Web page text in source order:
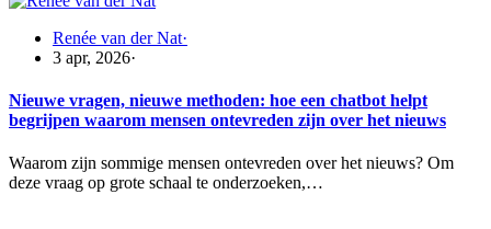
Renée van der Nat·
3 apr, 2026·
Nieuwe vragen, nieuwe methoden: hoe een chatbot helpt
begrijpen waarom mensen ontevreden zijn over het nieuws
Waarom zijn sommige mensen ontevreden over het nieuws? Om
deze vraag op grote schaal te onderzoeken,…